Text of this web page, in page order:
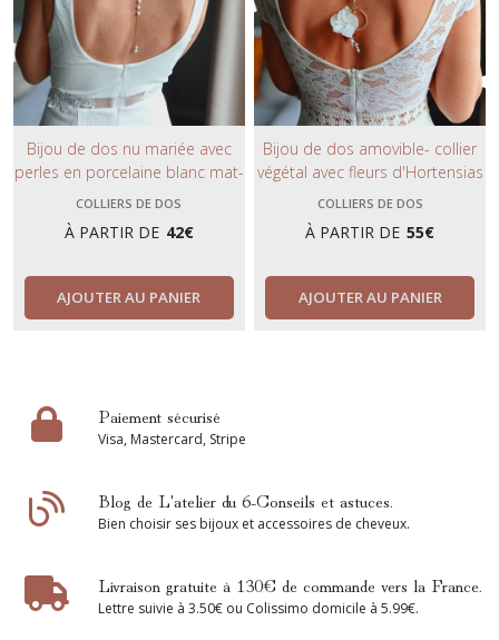
Bijou de dos nu mariée avec
perles en porcelaine blanc mat-
collier de dos décolleté avec
chaîne argent ou or- bijoux de
mariée tendance chic et
COLLIERS DE DOS
À PARTIR DE 42€
AJOUTER AU PANIER
Bijou de dos amovible- collier
végétal avec fleurs d'Hortensias
blancs stabilisés- bijou de
mariage tendance bohème et
chic.
COLLIERS DE DOS
À PARTIR DE 55€
AJOUTER AU PANIER
Paiement sécurisé
Visa, Mastercard, Stripe
Blog de L'atelier du 6-Conseils et astuces.
Bien choisir ses bijoux et accessoires de cheveux.
Livraison gratuite à 130€ de commande vers la France.
Lettre suivie à 3.50€ ou Colissimo domicile à 5.99€.